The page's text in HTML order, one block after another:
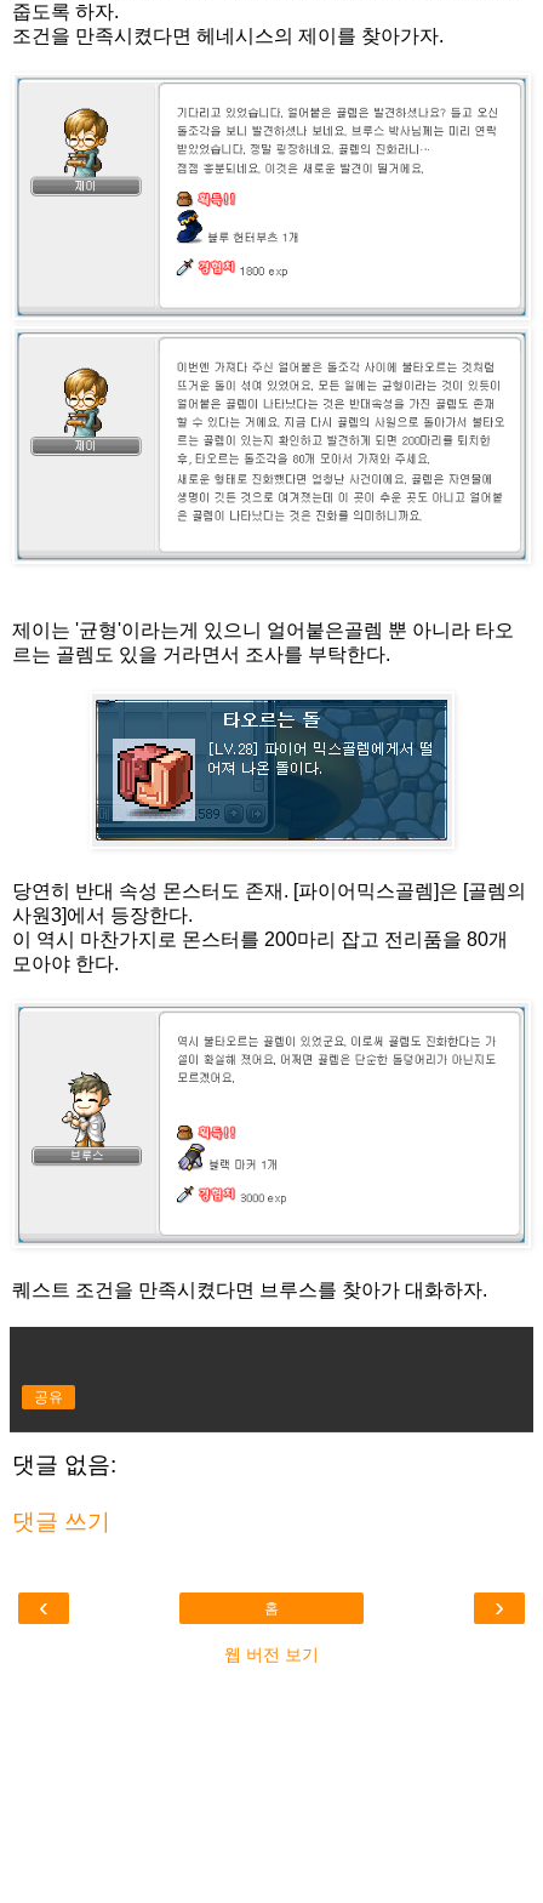
줍도록 하자.
조건을 만족시켰다면 헤네시스의 제이를 찾아가자.
제이는 '균형'이라는게 있으니 얼어붙은골렘 뿐 아니라 타오
르는 골렘도 있을 거라면서 조사를 부탁한다.
당연히 반대 속성 몬스터도 존재. [파이어믹스골렘]은 [골렘의
사원3]에서 등장한다.
이 역시 마찬가지로 몬스터를 200마리 잡고 전리품을 80개
모아야 한다.
퀘스트 조건을 만족시켰다면 브루스를 찾아가 대화하자.
공유
댓글 없음:
댓글 쓰기
‹ ›
홈
웹 버전 보기